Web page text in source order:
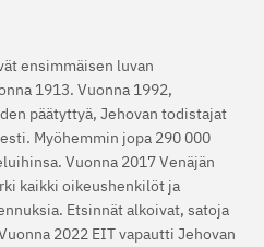
ensimmäisen luvan
1913. Vuonna 1992,
päätyttyä, Jehovan todistajat
Myöhemmin jopa 290 000
Vuonna 2017 Venäjän
kaikki oikeushenkilöt ja
Etsinnät alkoivat, satoja
2022 EIT vapautti Jehovan